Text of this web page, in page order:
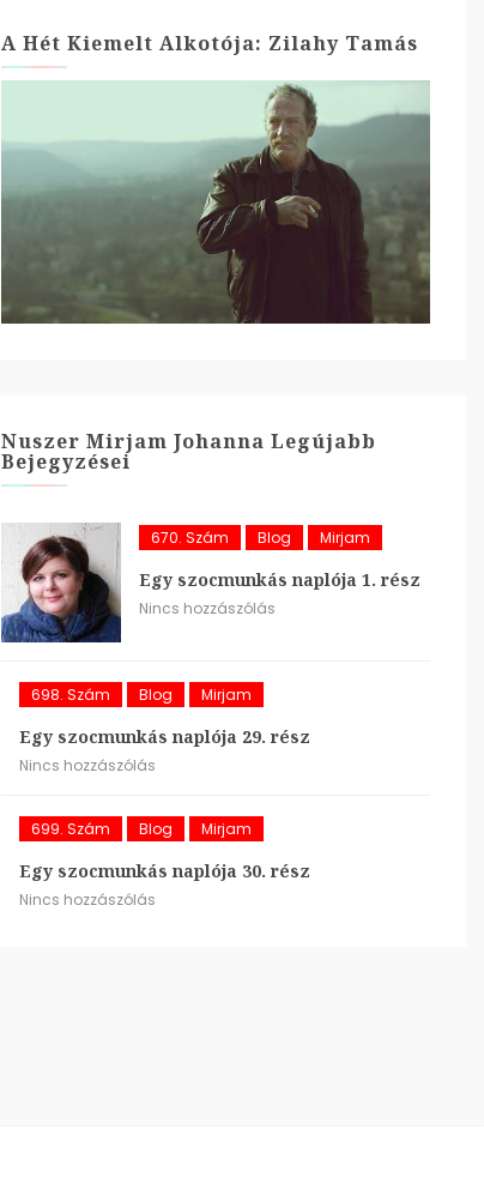
A Hét Kiemelt Alkotója: Zilahy Tamás
Nuszer Mirjam Johanna Legújabb
Bejegyzései
670. Szám Blog Mirjam
Egy szocmunkás naplója 1. rész
Nincs hozzászólás
698. Szám Blog Mirjam
Egy szocmunkás naplója 29. rész
Nincs hozzászólás
699. Szám Blog Mirjam
Egy szocmunkás naplója 30. rész
Nincs hozzászólás